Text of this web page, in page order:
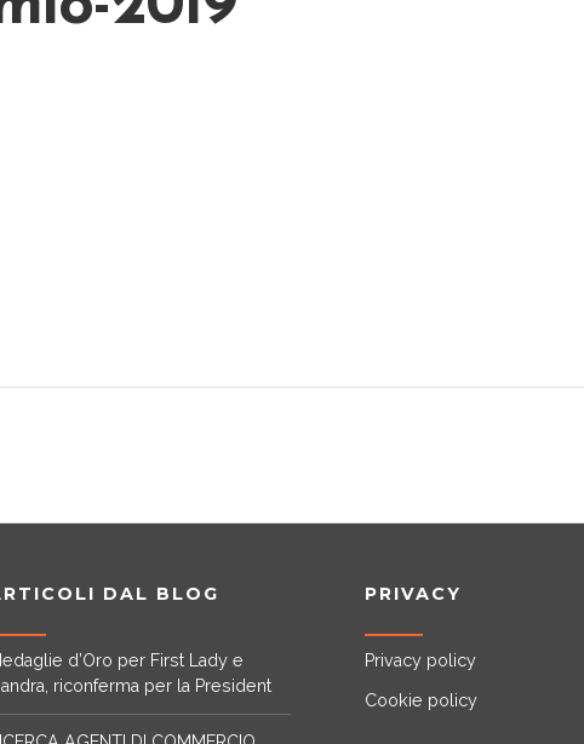
DAL BLOG
d’Oro per First Lady e
riconferma per la President
PRIVACY
Privacy policy
Cookie policy